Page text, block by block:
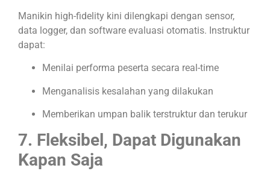
Manikin high-fidelity kini dilengkapi dengan sensor,
data logger, dan software evaluasi otomatis. Instruktur
dapat:
Menilai performa peserta secara real-time
Menganalisis kesalahan yang dilakukan
Memberikan umpan balik terstruktur dan terukur
7. Fleksibel, Dapat Digunakan
Kapan Saja